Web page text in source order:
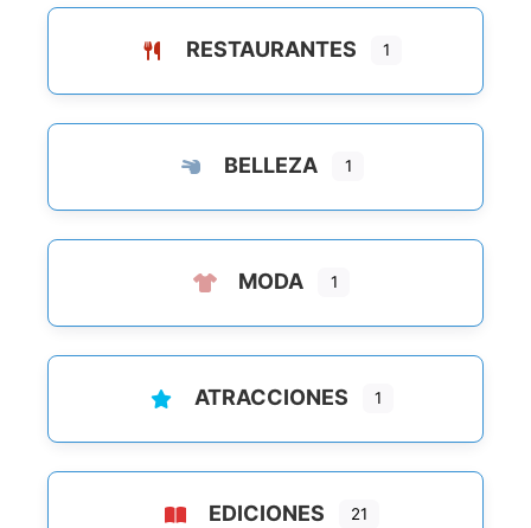
RESTAURANTES 1
BELLEZA 1
MODA 1
ATRACCIONES 1
EDICIONES 21